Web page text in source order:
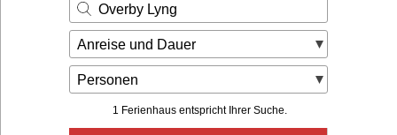
Overby Lyng
Anreise und Dauer
Personen
1 Ferienhaus entspricht Ihrer Suche.